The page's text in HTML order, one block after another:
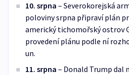
10. srpna – Severokorejská
poloviny srpna připraví plán
americký tichomořský ostrov
provedení plánu podle ní
un.
11. srpna – Donald Trump dal